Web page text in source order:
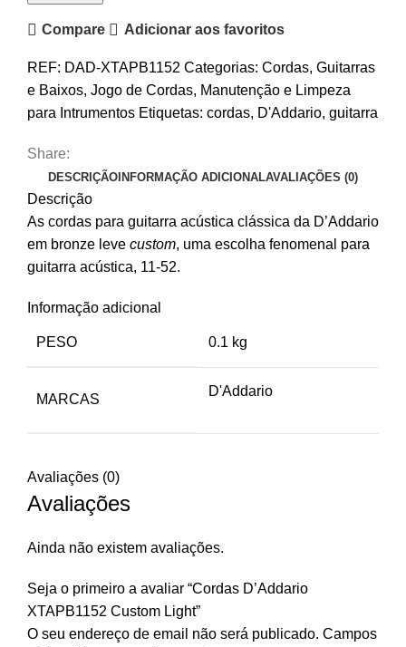
Custom
Compare Adicionar aos favoritos
REF: DAD-XTAPB1152 Categorias: Cordas, Guitarras
e Baixos, Jogo de Cordas, Manutenção e Limpeza
para Intrumentos Etiquetas: cordas, D'Addario, guitarra
Share:
DESCRIÇÃOINFORMAÇÃO ADICIONALAVALIAÇÕES (0)
Descrição
As cordas para guitarra acústica clássica da D’Addario
em bronze leve custom, uma escolha fenomenal para
guitarra acústica, 11-52.
Informação adicional
PESO 0.1 kg
MARCAS
D'Addario
Avaliações (0)
Avaliações
Ainda não existem avaliações.
Seja o primeiro a avaliar “Cordas D’Addario
XTAPB1152 Custom Light”
O seu endereço de email não será publicado. Campos